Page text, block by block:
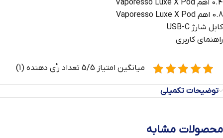
0.4 اهم Vaporesso Luxe X Pod
0.8 اهم Vaporesso Luxe X Pod
کابل شارژ USB-C
راهنمای کاربری
میانگین امتیاز 5/5 تعداد رأی دهنده (1)
توضیحات تکمیلی
محصولات مشابه